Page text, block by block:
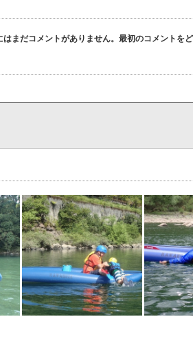
はまだコメントがありません。最初のコメントをど